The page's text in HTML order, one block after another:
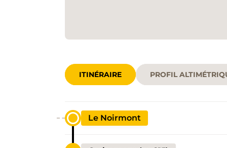
ITINÉRAIRE PROFIL
Le Noirmont